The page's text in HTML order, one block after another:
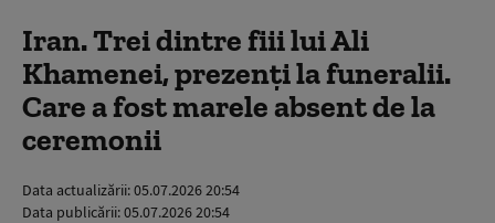
Iran. Trei dintre fiii lui Ali
Khamenei, prezenţi la funeralii.
Care a fost marele absent de la
ceremonii
Data actualizării:05.07.2026 20:54
Data publicării:05.07.2026 20:54